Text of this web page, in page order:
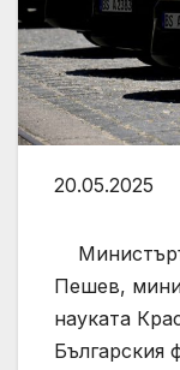
20.05.2025
Пешев,
науката
Българския